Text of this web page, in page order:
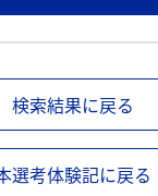
検索結果に戻る
選考体験記に戻る